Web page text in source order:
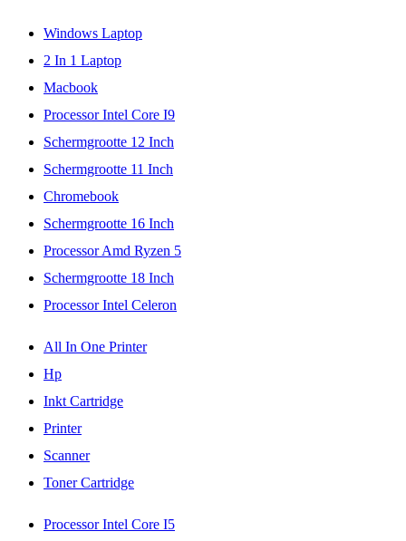
Windows Laptop
2 In 1 Laptop
Macbook
Processor Intel Core I9
Schermgrootte 12 Inch
Schermgrootte 11 Inch
Chromebook
Schermgrootte 16 Inch
Processor Amd Ryzen 5
Schermgrootte 18 Inch
Processor Intel Celeron
All In One Printer
Hp
Inkt Cartridge
Printer
Scanner
Toner Cartridge
Processor Intel Core I5